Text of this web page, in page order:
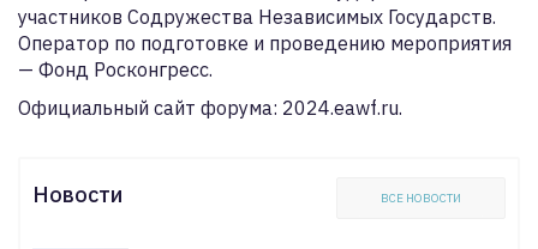
участников Содружества Независимых Государств.
Оператор по подготовке и проведению мероприятия
— Фонд Росконгресс.
Официальный сайт форума: 2024.eawf.ru.
Новости ВСЕ НОВОСТИ